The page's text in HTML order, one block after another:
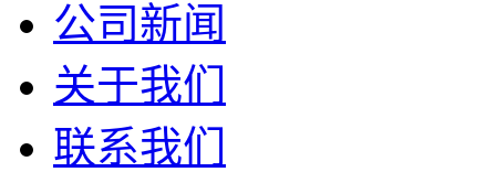
公司新闻
关于我们
联系我们